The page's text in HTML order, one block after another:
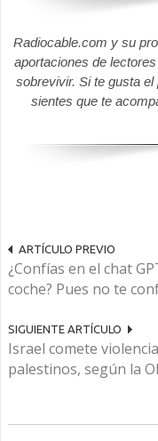
Radiocable.com y su
aportaciones de
sobrevivir. Si te gusta
sientes que te
ARTÍCULO PREVIO
¿Confías en el chat
coche? Pues no te
SIGUIENTE ARTÍCULO
Israel comete
palestinos, según la